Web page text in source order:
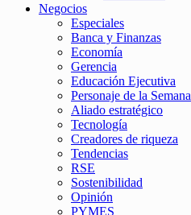
Negocios
Especiales
Banca y Finanzas
Economía
Gerencia
Educación Ejecutiva
Personaje de la Semana
Aliado estratégico
Tecnología
Creadores de riqueza
Tendencias
RSE
Sostenibilidad
Opinión
PYMES